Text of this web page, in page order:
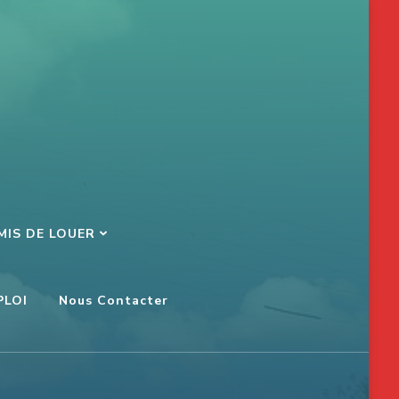
DE LOUER
Nous Contacter